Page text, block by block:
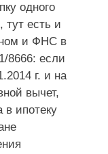
одного
тут есть и
и ФНС в
8666: если
г. и на
вычет,
ипотеку